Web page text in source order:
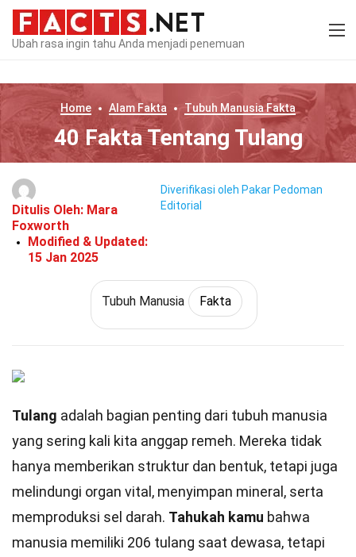
Ubah rasa ingin tahu Anda menjadi penemuan
Home Alam Fakta Tubuh ManusiaFakta
40 Fakta Tentang Tulang
Ditulis Oleh: Mara
Foxworth
Modified & Updated:
15 Jan 2025
Diverifikasi oleh Pakar Pedoman
Editorial
Tubuh Manusia Fakta
Tulang adalah bagian penting dari tubuh manusia
yang sering kali kita anggap remeh. Mereka tidak
hanya memberikan struktur dan bentuk, tetapi juga
melindungi organ vital, menyimpan mineral, serta
memproduksi sel darah. Tahukah kamu bahwa
manusia memiliki 206 tulang saat dewasa, tetapi